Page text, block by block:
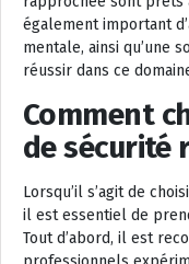
également important
mentale, ainsi qu’une
réussir dans ce
Comment
de sécurité
Lorsqu’il s’agit de
il est essentiel de
Tout d’abord, il est